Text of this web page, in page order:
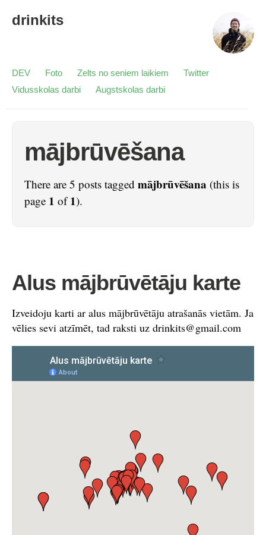
drinkits
DEV Foto Zelts no seniem laikiem
Twitter
Vidusskolas darbi
Augstskolas darbi
mājbrūvēšana
There are 5 posts tagged mājbrūvēšana (this is
page 1 of1).
Alus mājbrūvētāju karte
Izveidoju karti ar alus mājbrūvētāju atrašanās vietām. Ja
vēlies sevi atzīmēt, tad raksti uz drinkits@gmail.com